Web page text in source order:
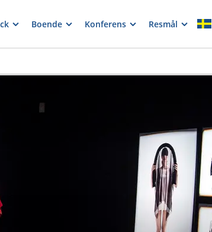
Boende Konferens Resmål